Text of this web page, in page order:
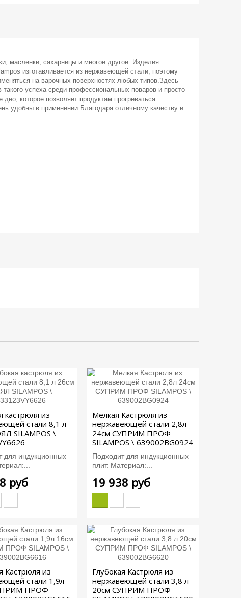
масленки, сахарницы и многое другое. Изделия
изготавливается из нержавеющей стали, поэтому
на варочных поверхностях любых типов.Здесь
успеха среди профессиональных поваров и просто
которое позволяет продуктам прогреваться
удобны в применении.Благодаря отличному качеству и
кастрюля из
стали 8,1 л
SILAMPOS \
для индукционных
руб
Мелкая Кастрюля из
нержавеющей стали 2,8л
24см СУПРИМ ПРОФ
SILAMPOS \ 639002BG0924
Подходит для индукционных
плит. Материал:...
19 938 руб
Кастрюля из
стали 1,9л
ПРОФ
Глубокая Кастрюля из
нержавеющей стали 3,8 л
20см СУПРИМ ПРОФ